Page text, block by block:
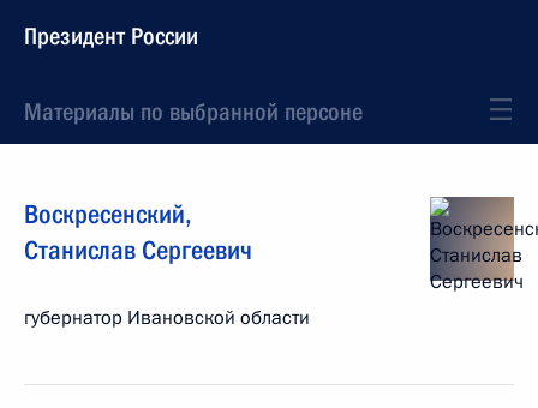
Президент России
Материалы по выбранной персоне
Воскресенский,
Станислав Сергеевич
губернатор Ивановской области